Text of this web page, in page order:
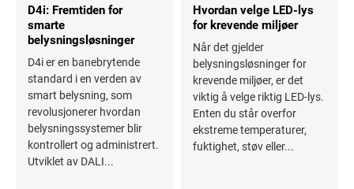
D4i: Fremtiden for
smarte
belysningsløsninger
D4i er en banebrytende
standard i en verden av
smart belysning, som
revolusjonerer hvordan
belysningssystemer blir
kontrollert og administrert.
Utviklet av DALI...
Hvordan velge LED-lys
for krevende miljøer
Når det gjelder
belysningsløsninger for
krevende miljøer, er det
viktig å velge riktig LED-lys.
Enten du står overfor
ekstreme temperaturer,
fuktighet, støv eller...